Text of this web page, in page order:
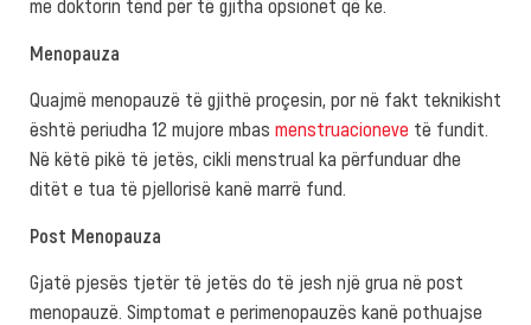
me doktorin tënd për të gjitha opsionet që ke.
Menopauza
Quajmë menopauzë të gjithë proçesin, por në fakt teknikisht
është periudha 12 mujore mbas menstruacioneve të fundit.
Në këtë pikë të jetës, cikli menstrual ka përfunduar dhe
ditët e tua të pjellorisë kanë marrë fund.
Post Menopauza
Gjatë pjesës tjetër të jetës do të jesh një grua në post
menopauzë. Simptomat e perimenopauzës kanë pothuajse